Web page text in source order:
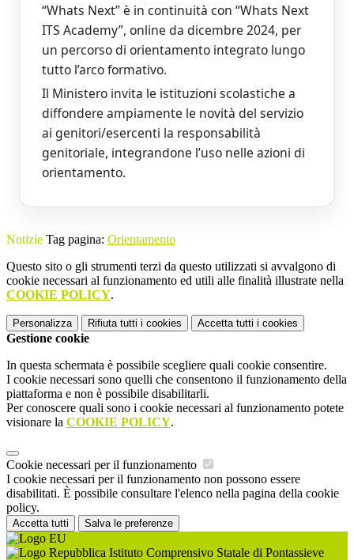
“Whats Next” è in continuità con “Whats Next
ITS Academy”, online da dicembre 2024, per
un percorso di orientamento integrato lungo
tutto l’arco formativo.
Il Ministero invita le istituzioni scolastiche a
diffondere ampiamente le novità del servizio
ai genitori/esercenti la responsabilità
genitoriale, integrandone l’uso nelle azioni di
orientamento.
Notizie Tag pagina: Orientamento
Questo sito o gli strumenti terzi da questo utilizzati si avvalgono di
cookie necessari al funzionamento ed utili alle finalità illustrate nella
COOKIE POLICY.
Personalizza Rifiuta tutti i cookies Accetta tutti i cookies
Gestione cookie
In questa schermata è possibile scegliere quali cookie consentire.
I cookie necessari sono quelli che consentono il funzionamento della
piattaforma e non è possibile disabilitarli.
Per conoscere quali sono i cookie necessari al funzionamento potete
visionare la COOKIE POLICY.
Cookie necessari per il funzionamento
I cookie necessari per il funzionamento non possono essere
disabilitati. È possibile consultare l'elenco nella pagina della cookie
policy.
Accetta tutti Salva le preferenze
Istituto Comprensivo Statale di Pontassieve